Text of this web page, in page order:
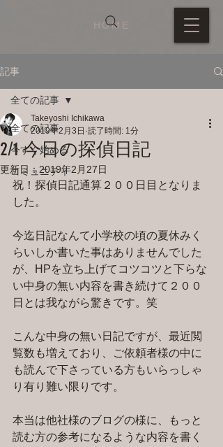
HOME
記事
全ての記事
今すぐ始める
コミュニティ
全ての記事
2/1 今日の探偵日記
Takeyoshi Ichikawa
2019年2月3日 読了時間: 1分
更新日： 2019年2月27日
祝！探偵日記通算２００日目となりま
した。
今迄日記なんて小学校の頃の夏休みく
らいしか書いた事はありませんでした
が、HPを立ち上げてコツコツと下らな
い中身の無い内容を書き続けて２００
日とは我ながら驚きです。笑
こんな中身の無い日記ですが、最近閲
覧数も増えており、ご依頼者様の中に
も読んで下さっている方もいらっしゃ
り有り難い限りです。
本当は他社様のブログの様に、もっと
読む方の参考になるような内容を書く